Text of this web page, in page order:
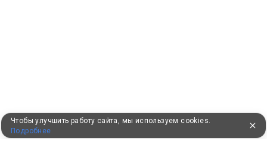
Чтобы улучшить работу сайта, мы используем cookies.
Подробнее